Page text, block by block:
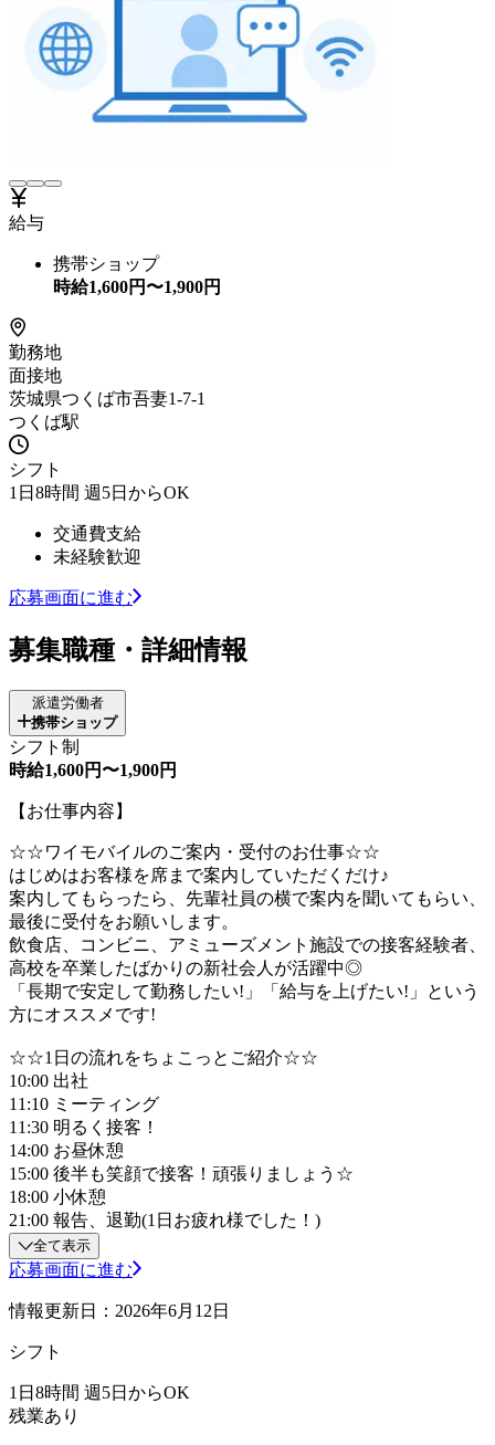
給与
携帯ショップ
時給1,600円〜1,900円
勤務地
面接地
茨城県つくば市吾妻1-7-1
つくば駅
シフト
1日8時間 週5日からOK
交通費支給
未経験歓迎
応募画面に進む
募集職種・詳細情報
派遣労働者
携帯ショップ
シフト制
時給1,600円〜1,900円
【お仕事内容】
☆☆ワイモバイルのご案内・受付のお仕事☆☆
はじめはお客様を席まで案内していただくだけ♪
案内してもらったら、先輩社員の横で案内を聞いてもらい、
最後に受付をお願いします。
飲食店、コンビニ、アミューズメント施設での接客経験者、
高校を卒業したばかりの新社会人が活躍中◎
「長期で安定して勤務したい!」「給与を上げたい!」という
方にオススメです!
☆☆1日の流れをちょこっとご紹介☆☆
10:00 出社
11:10 ミーティング
11:30 明るく接客！
14:00 お昼休憩
15:00 後半も笑顔で接客！頑張りましょう☆
18:00 小休憩
21:00 報告、退勤(1日お疲れ様でした！)
全て表示
応募画面に進む
情報更新日：2026年6月12日
シフト
1日8時間 週5日からOK
残業あり